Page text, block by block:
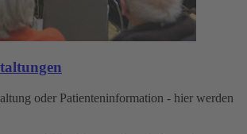
oder Patienteninformation - hier werden